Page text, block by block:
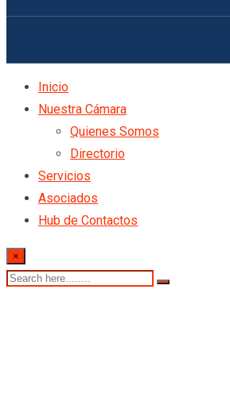
Inicio
Nuestra Cámara
Quienes Somos
Directorio
Servicios
Asociados
Hub de Contactos
×